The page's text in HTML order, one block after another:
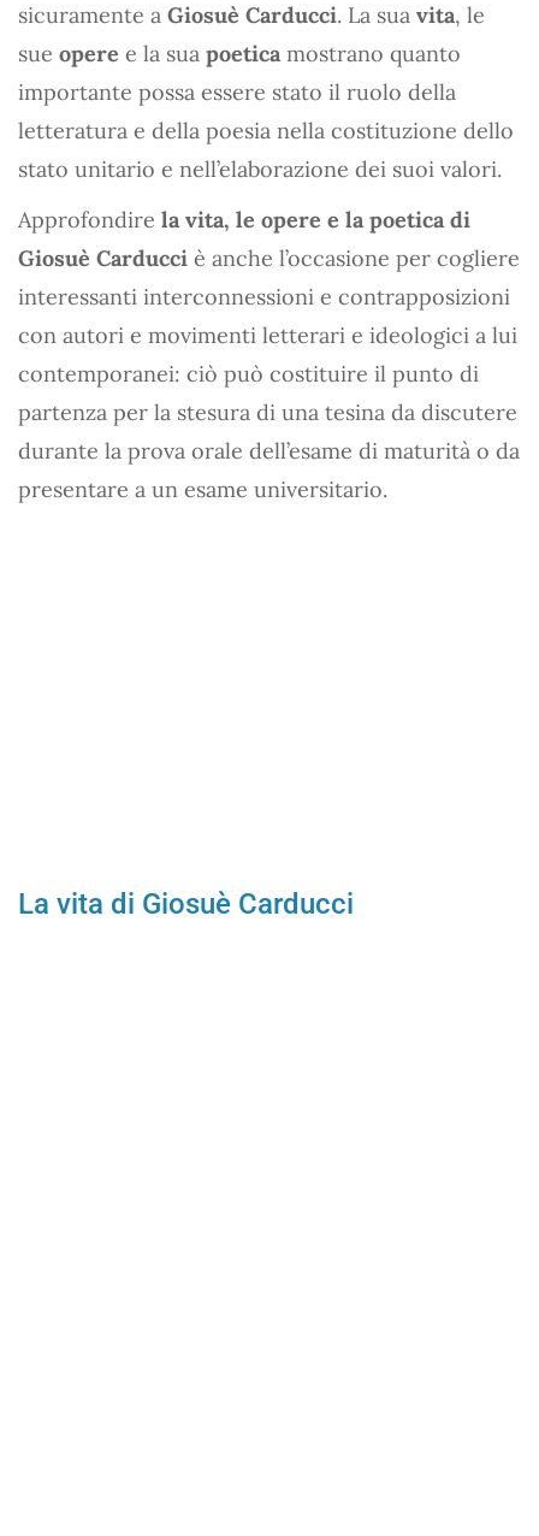
sicuramente a Giosuè Carducci. La sua vita, le
sue opere e la sua poetica mostrano quanto
importante possa essere stato il ruolo della
letteratura e della poesia nella costituzione dello
stato unitario e nell’elaborazione dei suoi valori.
Approfondire la vita, le opere e la poetica di
Giosuè Carducci è anche l’occasione per cogliere
interessanti interconnessioni e contrapposizioni
con autori e movimenti letterari e ideologici a lui
contemporanei: ciò può costituire il punto di
partenza per la stesura di una tesina da discutere
durante la prova orale dell’esame di maturità o da
presentare a un esame universitario.
La vita di Giosuè Carducci